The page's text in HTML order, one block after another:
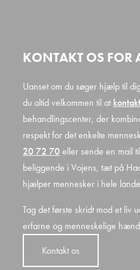
KONTAKT OS FOR
Uanset om du søger hjælp til
du altid velkommen til at
behandlingscenter, der
respekt for det enkelte
20 72 70eller sende en mail til
beliggende i Vojens, tæt på
hjælper mennesker i hele
Tag det første skridt mod et liv
erfarne og menneskelige
Kontakt os